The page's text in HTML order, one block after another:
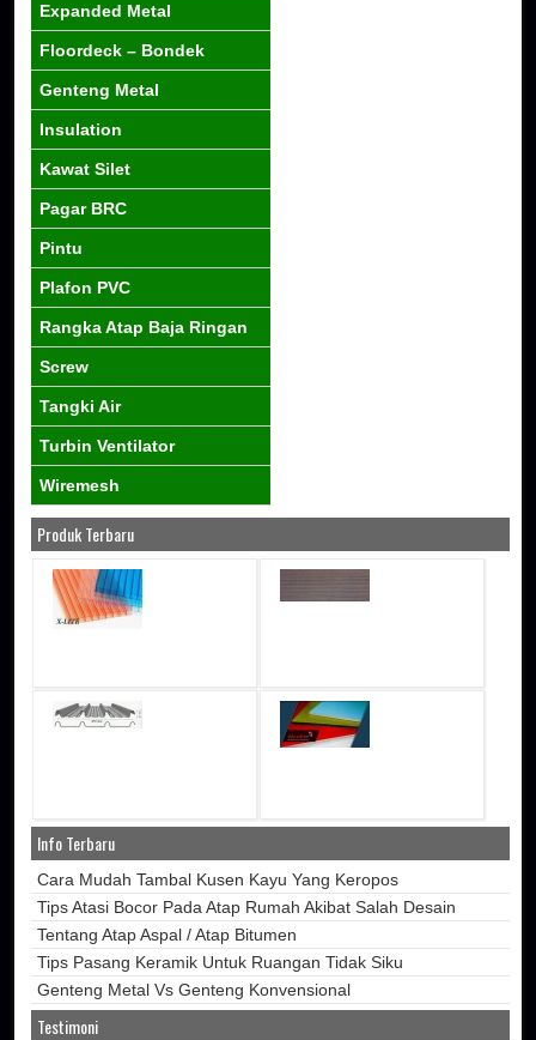
Expanded Metal
Floordeck – Bondek
Genteng Metal
Insulation
Kawat Silet
Pagar BRC
Pintu
Plafon PVC
Rangka Atap Baja Ringan
Screw
Tangki Air
Turbin Ventilator
Wiremesh
Produk Terbaru
Info Terbaru
Cara Mudah Tambal Kusen Kayu Yang Keropos
Tips Atasi Bocor Pada Atap Rumah Akibat Salah Desain
Tentang Atap Aspal / Atap Bitumen
Tips Pasang Keramik Untuk Ruangan Tidak Siku
Genteng Metal Vs Genteng Konvensional
Testimoni